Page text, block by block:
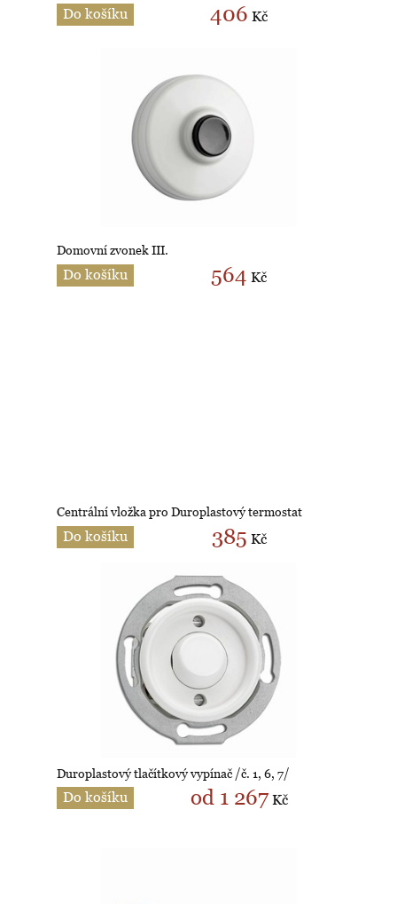
Do košíku 406 Kč
Domovní zvonek III.
Do košíku 564 Kč
Centrální vložka pro Duroplastový termostat
Do košíku 385 Kč
Duroplastový tlačítkový vypínač /č. 1, 6, 7/
Do košíku od 1 267 Kč